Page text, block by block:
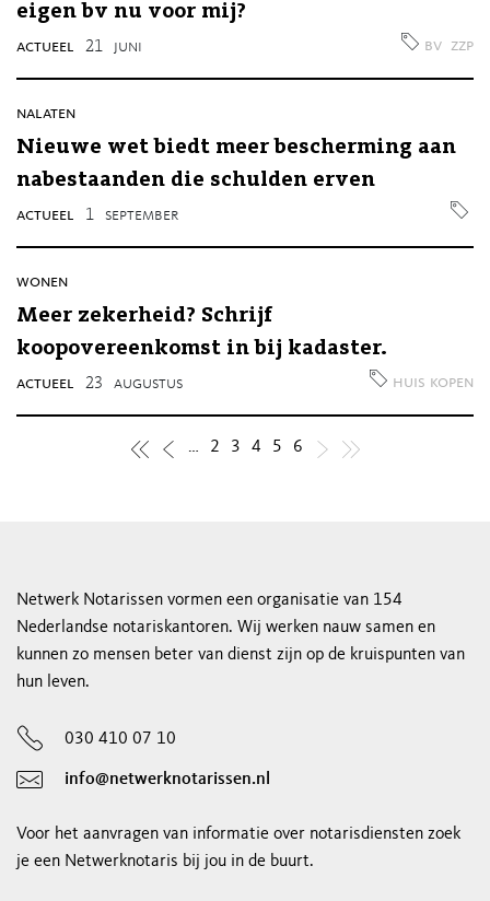
eigen bv nu voor mij?
actueel 21 juni bv zzp
nalaten
Nieuwe wet biedt meer bescherming aan
nabestaanden die schulden erven
actueel 1 september
wonen
Meer zekerheid? Schrijf
koopovereenkomst in bij kadaster.
actueel 23 augustus huis kopen
… 2 3 4 5 6
Netwerk Notarissen vormen een organisatie van 154
Nederlandse notariskantoren. Wij werken nauw samen en
kunnen zo mensen beter van dienst zijn op de kruispunten van
hun leven.
030 410 07 10
info@netwerknotarissen.nl
Voor het aanvragen van informatie over notarisdiensten zoek
je een Netwerknotaris bij jou in de buurt.